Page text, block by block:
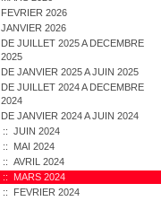
FEVRIER 2026
JANVIER 2026
DE JUILLET 2025 A DECEMBRE
2025
DE JANVIER 2025 A JUIN 2025
DE JUILLET 2024 A DECEMBRE
2024
DE JANVIER 2024 A JUIN 2024
JUIN 2024
MAI 2024
AVRIL 2024
MARS 2024
FEVRIER 2024